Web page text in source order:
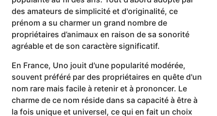
des amateurs de simplicité et d'originalité, ce
prénom a su charmer un grand nombre de
propriétaires d’animaux en raison de sa sonorité
agréable et de son caractère significatif.
En France, Uno jouit d'une popularité modérée,
souvent préféré par des propriétaires en quête d'un
nom rare mais facile à retenir et à prononcer. Le
charme de ce nom réside dans sa capacité à être à
la fois unique et universel, ce qui en fait un choix